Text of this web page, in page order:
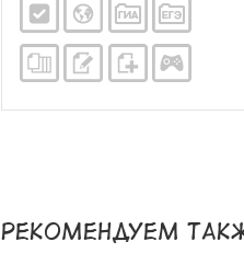
Рекомендуем